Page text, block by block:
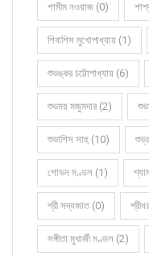
শামীম নওয়াজ (0)
শিবাশিস মুখোপাধ্যায় (1)
শুভঙ্কর চট্টোপাধ্যায় (6)
শুভময় মজুমদার (2)
শুভাশিস সাহু (10)
শোভন মণ্ডল (1)
শ্রী সদ্যজাত (0)
সঙ্গীতা মুখার্জী মণ্ডল (2)